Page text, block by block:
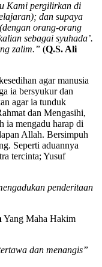
Kami pergilirkan di
dan supaya
orang-orang
sebagai syuhada’.
zalim.” (Q.S. Ali
agar manusia
ia bersyukur dan
agar ia tunduk
dan Mengasihi,
ia mengadu harap di
Allah. Bersimpuh
Seperti aduannya
tercinta; Yusuf
penderitaan
Yang Maha Hakim
dan menangis”